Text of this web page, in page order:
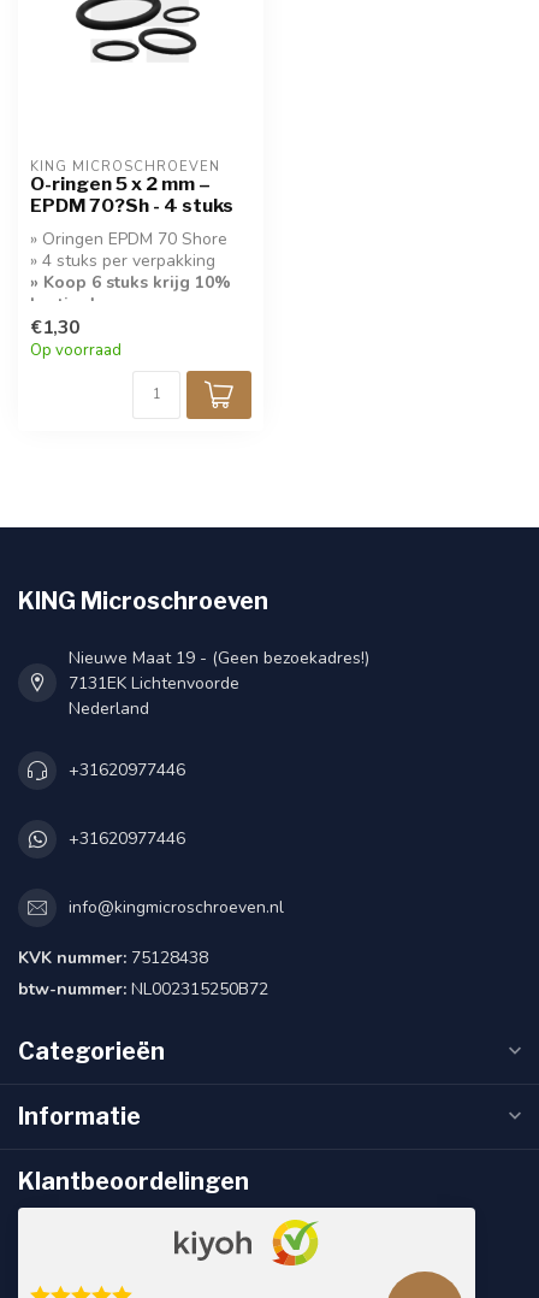
KING MICROSCHROEVEN
O-ringen 5 x 2 mm –
EPDM 70?Sh - 4 stuks
» Oringen EPDM 70 Shore
» 4 stuks per verpakking
» Koop 6 stuks krijg 10%
korting!
€1,30
Op voorraad
KING Microschroeven
Nieuwe Maat 19 - (Geen bezoekadres!)
7131EK Lichtenvoorde
Nederland
+31620977446
+31620977446
info@kingmicroschroeven.nl
KVK nummer: 75128438
btw-nummer: NL002315250B72
Categorieën
Informatie
Klantbeoordelingen